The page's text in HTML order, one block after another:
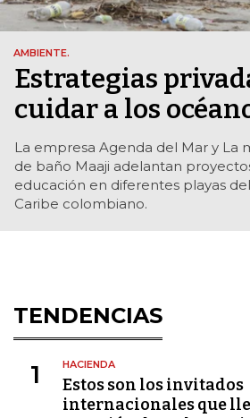
AMBIENTE.
Estrategias
cuidar a los
La empresa Agenda del Mar y La
de baño Maaji adelantan
educación en diferentes playas
Caribe colombiano.
TENDENCIAS
1 HACIENDA
Estos son los invitados
internacionales que